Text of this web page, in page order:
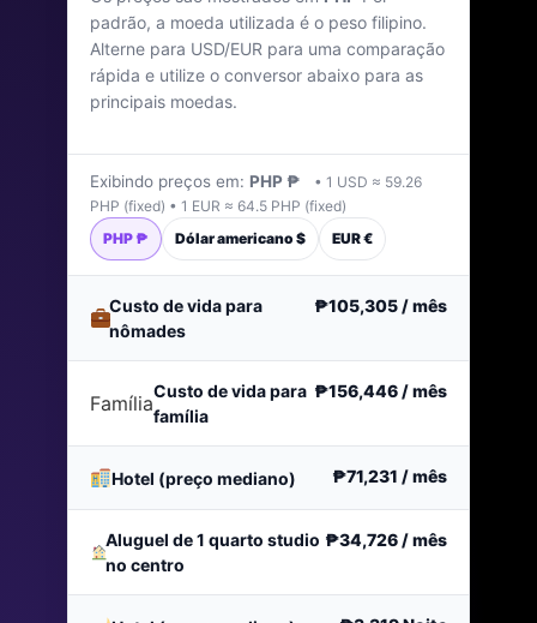
Filipinas
Última atualização: janeiro de 2026
padrão, a moeda utilizada é o peso filipino.
Alterne para USD/EUR para uma comparação
rápida e utilize o conversor abaixo para as
principais moedas.
Exibindo preços em: PHP ₱
• 1 USD ≈ 59.26
PHP (fixed) • 1 EUR ≈ 64.5 PHP (fixed)
PHP ₱
Dólar americano $ EUR €
Custo de vida para
nômades
₱105,305 / mês
Família
Custo de vida para
família
₱156,446 / mês
Hotel (preço mediano) ₱71,231 / mês
Aluguel de 1 quarto studio
no centro
₱34,726 / mês